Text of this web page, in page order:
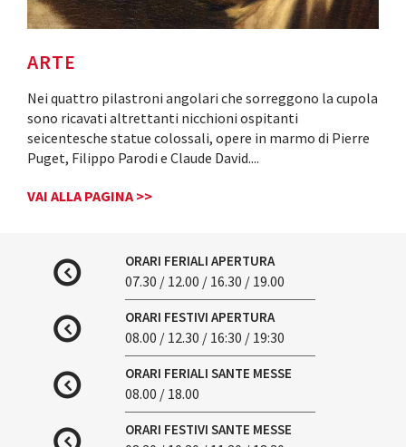
ARTE
Nei quattro pilastroni angolari che sorreggono la cupola
sono ricavati altrettanti nicchioni ospitanti
seicentesche statue colossali, opere in marmo di Pierre
Puget, Filippo Parodi e Claude David....
VAI ALLA PAGINA >>
ORARI FERIALI APERTURA
07.30 / 12.00 / 16.30 / 19.00
ORARI FESTIVI APERTURA
08.00 / 12.30 / 16:30 / 19:30
ORARI FERIALI SANTE MESSE
08.00 / 18.00
ORARI FESTIVI SANTE MESSE